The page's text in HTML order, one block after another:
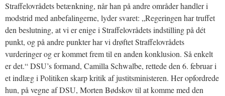
Straffelovrådets betænkning, når han på andre områder handler i
modstrid med anbefalingerne, lyder svaret: „Regeringen har truffet
den beslutning, at vi er enige i Straffelovrådets indstilling på dét
punkt, og på andre punkter har vi drøftet Straffelovrådets
vurderinger og er kommet frem til en anden konklusion. Så enkelt
er det.“ DSU’s formand, Camilla Schwalbe, rettede den 6. februar i
et indlæg i Politiken skarp kritik af justitsministeren. Her opfordrede
hun, på vegne af DSU, Morten Bødskov til at komme med den